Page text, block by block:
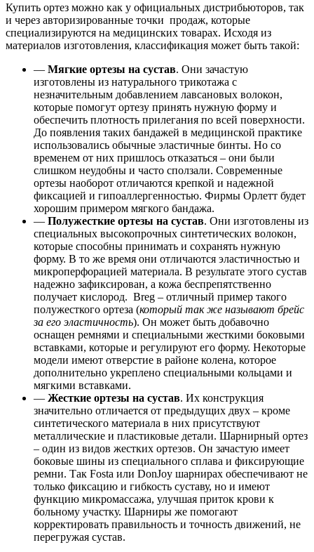
Купить ортез можно как у официальных дистрибьюторов, так
и через авторизированные точки продаж, которые
специализируются на медицинских товарах. Исходя из
материалов изготовления, классификация может быть такой:
— Мягкие ортезы на сустав. Они зачастую
изготовлены из натурального трикотажа с
незначительным добавлением лавсановых волокон,
которые помогут ортезу принять нужную форму и
обеспечить плотность прилегания по всей поверхности.
До появления таких бандажей в медицинской практике
использовались обычные эластичные бинты. Но со
временем от них пришлось отказаться – они были
слишком неудобны и часто сползали. Современные
ортезы наоборот отличаются крепкой и надежной
фиксацией и гипоаллергенностью. Фирмы Орлетт будет
хорошим примером мягкого бандажа.
— Полужесткие ортезы на сустав. Они изготовлены из
специальных высокопрочных синтетических волокон,
которые способны принимать и сохранять нужную
форму. В то же время они отличаются эластичностью и
микроперфорацией материала. В результате этого сустав
надежно зафиксирован, а кожа беспрепятственно
получает кислород. Breg – отличный пример такого
полужесткого ортеза (который так же называют брейс
за его эластичность). Он может быть добавочно
оснащен ремнями и специальными жесткими боковыми
вставками, которые и регулируют его форму. Некоторые
модели имеют отверстие в районе колена, которое
дополнительно укреплено специальными кольцами и
мягкими вставками.
— Жесткие ортезы на сустав. Их конструкция
значительно отличается от предыдущих двух – кроме
синтетического материала в них присутствуют
металлические и пластиковые детали. Шарнирный ортез
– один из видов жестких ортезов. Он зачастую имеет
боковые шины из специального сплава и фиксирующие
ремни. Так Fosta или DonJoy шарнирах обеспечивают не
только фиксацию и гибкость суставу, но и имеют
функцию микромассажа, улучшая приток крови к
больному участку. Шарниры же помогают
корректировать правильность и точность движений, не
перегружая сустав.